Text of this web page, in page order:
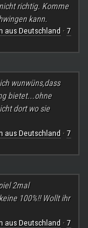
richtig. Komme
kann.
aus Deutschland · 7
wunwüns,dass
bietet...ohne
dort wo sie
aus Deutschland · 7
2mal
100%!! Wollt ihr
aus Deutschland · 7